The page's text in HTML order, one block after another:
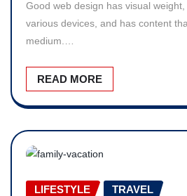
Good web design has visual
various devices, and has content
medium.…
READ MORE
LIFESTYLE TRAVEL